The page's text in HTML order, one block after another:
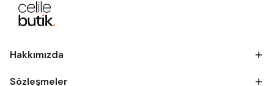
Hakkımızda
Sözleşmeler